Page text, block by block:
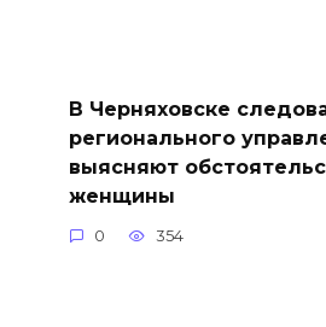
В Черняховске
регионального
выясняют
женщины
0 354